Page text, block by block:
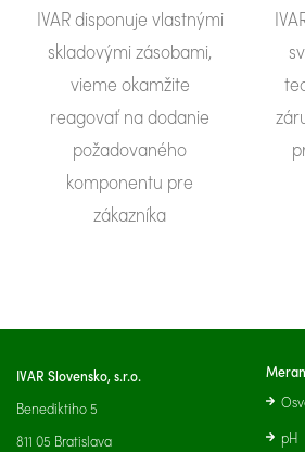
IVAR disponuje vlastnými
skladovými zásobami,
vieme okamžite
reagovať na dodanie
požadovaného
komponentu pre
zákazníka
IVAR Slovensko, s.r.o.
Benediktiho 5
811 05 Bratislava
pH